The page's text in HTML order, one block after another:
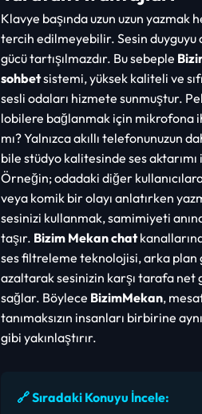
Klavye başında uzun uzun yazmak
tercih edilmeyebilir. Sesin duyguyu
gücü tartışılmazdır. Bu sebeple
sohbetsistemi, yüksek kaliteli ve
sesli odaları hizmete sunmuştur.
lobilere bağlanmak için mikrofona
mı? Yalnızca akıllı telefonunuzun
bile stüdyo kalitesinde ses
Örneğin; odadaki diğer kullanıcılara
veya komik bir olayı anlatırken
sesinizi kullanmak, samimiyeti
taşır. Bizim Mekan chat
ses filtreleme teknolojisi, arka plan
azaltarak sesinizin karşı tarafa net
sağlar. Böylece BizimMekan,
tanımaksızın insanları birbirine
gibi yakınlaştırır.
🔗 Sıradaki Konuyu İncele: